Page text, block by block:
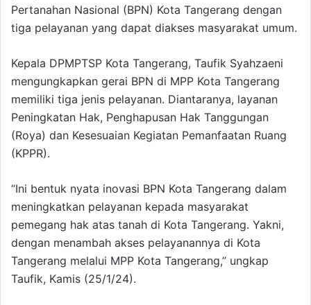
Pertanahan Nasional (BPN) Kota Tangerang dengan
tiga pelayanan yang dapat diakses masyarakat umum.
Kepala DPMPTSP Kota Tangerang, Taufik Syahzaeni
mengungkapkan gerai BPN di MPP Kota Tangerang
memiliki tiga jenis pelayanan. Diantaranya, layanan
Peningkatan Hak, Penghapusan Hak Tanggungan
(Roya) dan Kesesuaian Kegiatan Pemanfaatan Ruang
(KPPR).
“Ini bentuk nyata inovasi BPN Kota Tangerang dalam
meningkatkan pelayanan kepada masyarakat
pemegang hak atas tanah di Kota Tangerang. Yakni,
dengan menambah akses pelayanannya di Kota
Tangerang melalui MPP Kota Tangerang,” ungkap
Taufik, Kamis (25/1/24).